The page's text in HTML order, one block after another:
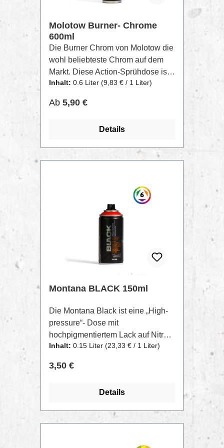
Molotow Burner- Chrome
600ml
Die Burner Chrom von Molotow die
wohl beliebteste Chrom auf dem
Markt. Diese Action-Sprühdose ist
das Rundum Action- Paket: Dank
sich viel Fläche in kurzer Zeit
Pigmente in der Dose erfolgt ohne
leise ist. Auch im Winter ist die
-10°C hält diese Dose stand –
garantiert Overkill-proof.Weitere
Farben der BURNER Reihe sind
Gold, Kupfer und die passende
Inhalt: 0.6 Liter (9,83 € / 1 Liter)
Regulärer Preis:
Ab 5,90 €
Details
Montana BLACK 150ml
Die Montana Black ist eine „High-
pressure“- Dose mit
hochpigmentiertem Lack auf Nitro-
Combi-Basis. Der hohe Druck in
Pressure Ventil ermöglichen ein
anwenderfreundliches Handling.
ein Sortiment von 6 leuchtenden,
Inhalt: 0.15 Liter (23,33 € / 1 Liter)
Regulärer Preis:
3,50 €
Details